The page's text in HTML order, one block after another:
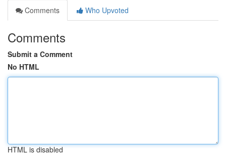
Comments
Who Upvoted
Comments
Submit a Comment
No HTML
HTML is disabled